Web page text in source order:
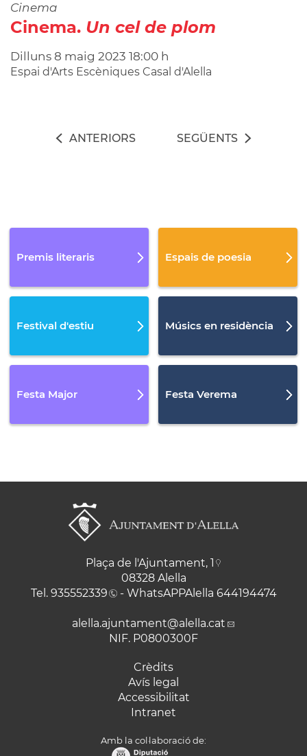
Cinema
Cinema. Un cel de plom
Dilluns 8 maig 2023 18:00 h
Espai d'Arts Escèniques Casal d'Alella
ANTERIORS SEGÜENTS
Premis literaris Espais de poesia
Festival d'estiu Músics en residència
Festa Major Festa Verema
Plaça de l'Ajuntament, 1
08328 Alella
Tel. 935552339 - WhatsAPPAlella 644194474
alella.ajuntament@alella.cat
NIF. P0800300F
Crèdits
Avís legal
Accessibilitat
Intranet
Amb la col·laboració de: